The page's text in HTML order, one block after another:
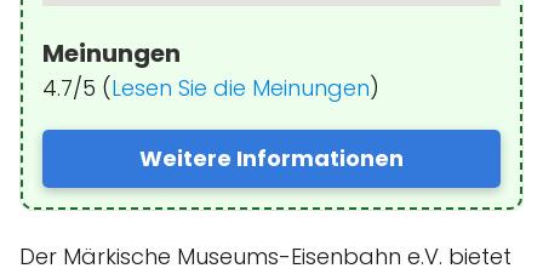
Meinungen
4.7/5 (Lesen Sie die Meinungen)
Weitere Informationen
Der Märkische Museums-Eisenbahn e.V. bietet